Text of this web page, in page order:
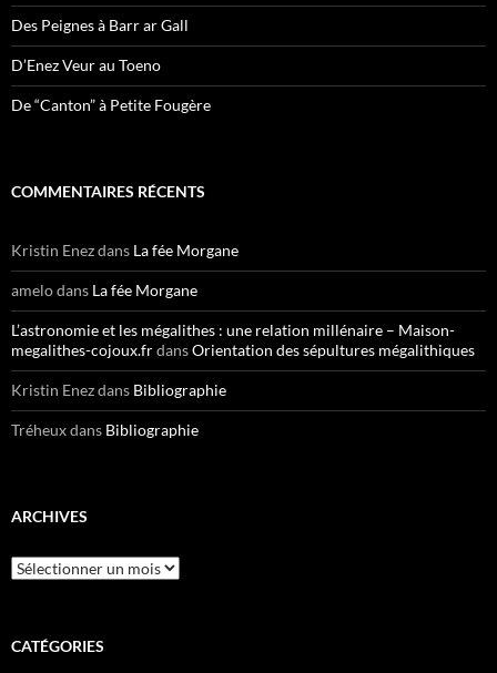
Des Peignes à Barr ar Gall
D’Enez Veur au Toeno
De “Canton” à Petite Fougère
COMMENTAIRES RÉCENTS
Kristin Enezdans La fée Morgane
amelodans La fée Morgane
L’astronomie et les mégalithes : une relation millénaire – Maison-
megalithes-cojoux.frdansOrientation des sépultures mégalithiques
Kristin Enezdans Bibliographie
Tréheuxdans Bibliographie
ARCHIVES
Archives
CATÉGORIES